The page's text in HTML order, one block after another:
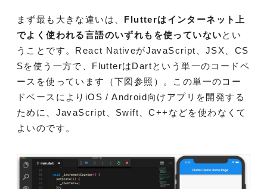
まず最も大きな違いは、
Flutterはインターネット上
でよく使われる言語のいずれもを使っていないとい
うことです。React NativeがJavaScript、JSX、CS
Sを使う一方で、FlutterはDartという単一のコードベ
ースを使っています（下図参照）。この単一のコー
ドベースによりiOS / Android向けアプリを開発する
ために、JavaScript、Swift、C++などを使わなくて
よいのです。